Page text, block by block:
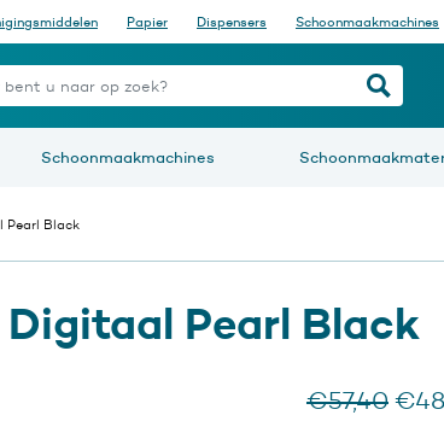
Papier Dispensers Schoonmaakmachines
zoek?
Schoonmaakmachines
Pearl Black
Pearl Black
€57,40 €